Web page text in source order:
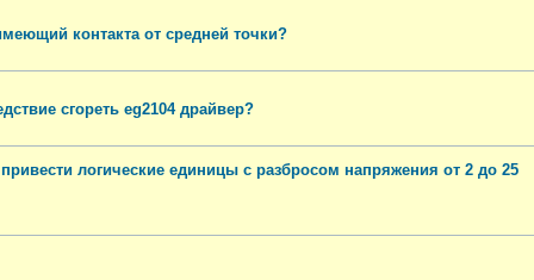
контакта от средней точки?
сгореть eg2104 драйвер?
логические единицы с разбросом напряжения от 2 до 25